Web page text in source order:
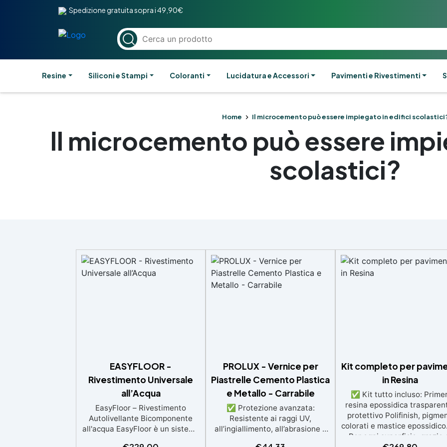
Spedizione gratuita sopra i 49,90€
Resine Siliconi e Stampi Coloranti Lucidatura e Accessori Pavimenti e Rivestimenti
Home Il microcemento può essere impiegato in edifici
Il microcemento può essere
scolastici?
EASYFLOOR -
Rivestimento Universale
all’Acqua
EasyFloor – Rivestimento
Autolivellante Bicomponente
all'acqua EasyFloor è un sistema
PROLUX - Vernice per
Piastrelle Cemento Plastica
e Metallo - Carrabile
✅ Protezione avanzata:
Resistente ai raggi UV,
all’ingiallimento, all’abrasione e
Kit completo per
in Resina
✅ Kit tutto incluso:
resina epossidica
protettivo Polifinish,
colorati e mastice
Per ogni superficie: grazie